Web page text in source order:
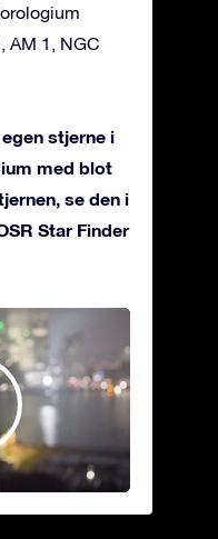
AM 1, NGC
stjerne i
med blot
se den i
Star Finder